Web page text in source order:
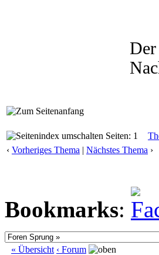
Seiten: 1
‹ Vorheriges Thema | Nächstes Thema ›
Bookmarks:
« Übersicht ‹ Forum